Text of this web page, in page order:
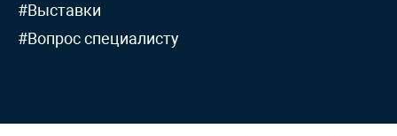
#Выставки
#Вопрос специалисту